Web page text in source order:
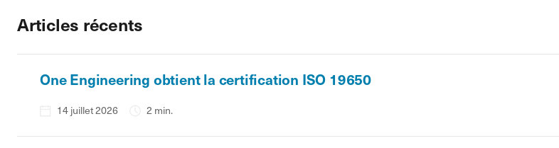
Articles récents
One Engineering obtient la certification ISO 19650
14 juillet 2026 2 min.